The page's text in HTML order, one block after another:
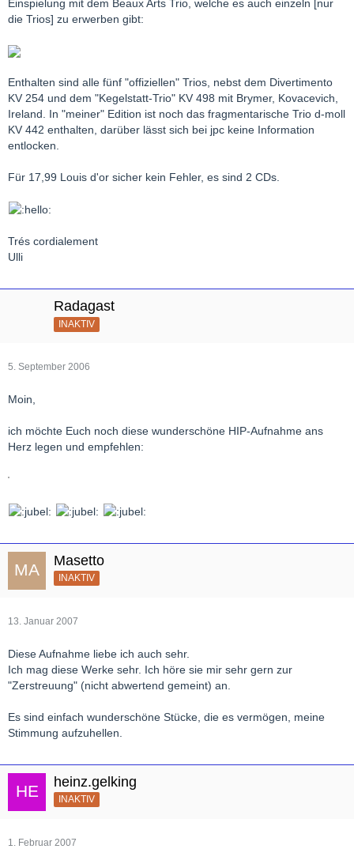
Einspielung mit dem Beaux Arts Trio, welche es auch einzeln [nur
die Trios] zu erwerben gibt:
Enthalten sind alle fünf "offiziellen" Trios, nebst dem Divertimento
KV 254 und dem "Kegelstatt-Trio" KV 498 mit Brymer, Kovacevich,
Ireland. In "meiner" Edition ist noch das fragmentarische Trio d-moll
KV 442 enthalten, darüber lässt sich bei jpc keine Information
entlocken.
Für 17,99 Louis d'or sicher kein Fehler, es sind 2 CDs.
Trés cordialement
Ulli
Radagast
INAKTIV
5. September 2006
Moin,
ich möchte Euch noch diese wunderschöne HIP-Aufnahme ans
Herz legen und empfehlen:
Masetto
INAKTIV
13. Januar 2007
Diese Aufnahme liebe ich auch sehr.
Ich mag diese Werke sehr. Ich höre sie mir sehr gern zur
"Zerstreuung" (nicht abwertend gemeint) an.
Es sind einfach wunderschöne Stücke, die es vermögen, meine
Stimmung aufzuhellen.
heinz.gelking
INAKTIV
1. Februar 2007